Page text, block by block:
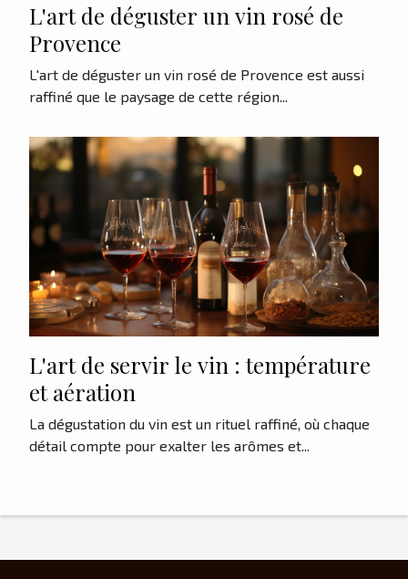
L'art de déguster un vin rosé de
Provence
L'art de déguster un vin rosé de Provence est aussi
raffiné que le paysage de cette région...
L'art de servir le vin : température
et aération
La dégustation du vin est un rituel raffiné, où chaque
détail compte pour exalter les arômes et...